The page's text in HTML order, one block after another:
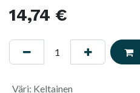
14,74 €
Väri: Keltainen